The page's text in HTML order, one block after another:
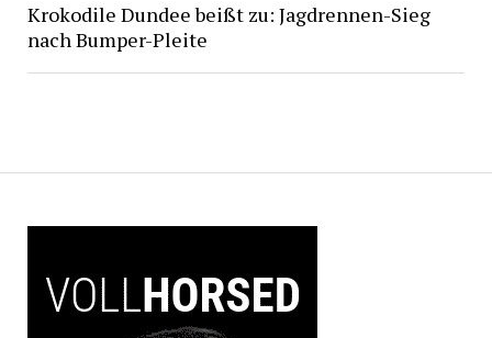
Krokodile Dundee beißt zu: Jagdrennen-Sieg
nach Bumper-Pleite